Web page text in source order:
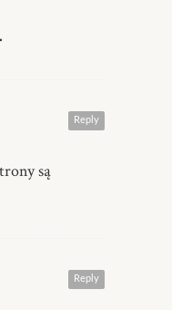
Reply
są
Reply